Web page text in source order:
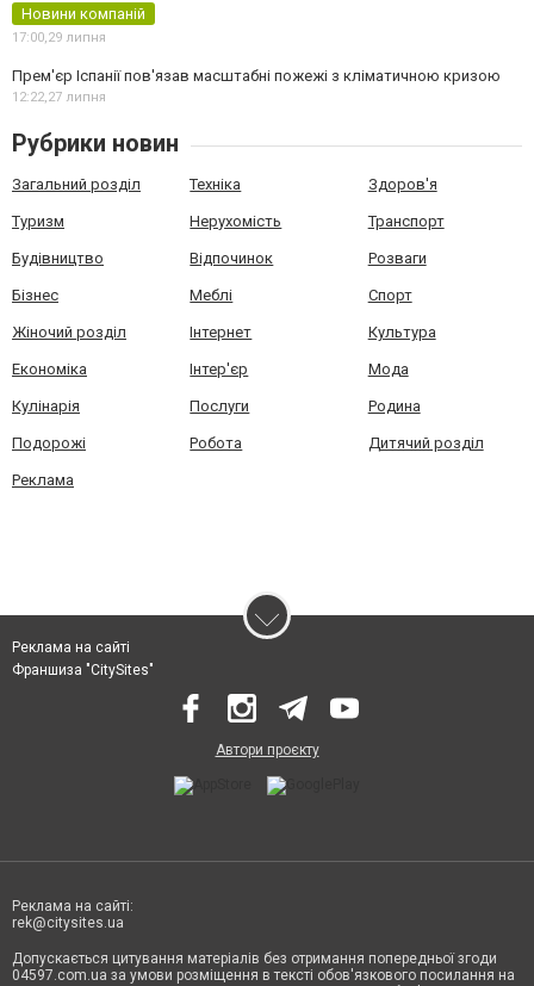
Новини компаній
17:00,29 липня
Прем'єр Іспанії пов'язав масштабні пожежі з кліматичною кризою
12:22,27 липня
Рубрики новин
Загальний розділ Техніка Здоров'я
Туризм Нерухомість Транспорт
Будівництво Відпочинок Розваги
Бізнес Меблі Спорт
Жіночий розділ Інтернет Культура
Економіка Інтер'єр Мода
Кулінарія Послуги Родина
Подорожі Робота Дитячий розділ
Реклама
Реклама на сайті
Франшиза "CitySites"
Автори проєкту
Реклама на сайті:
rek@citysites.ua
Допускається цитування матеріалів без отримання попередньої згоди
04597.com.ua за умови розміщення в тексті обов'язкового посилання на